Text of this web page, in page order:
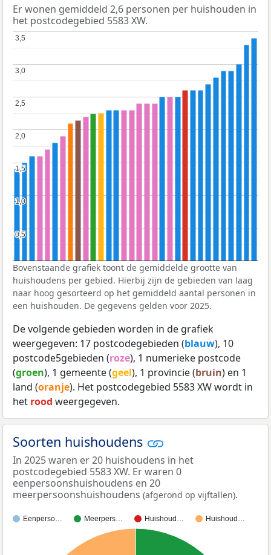
Er wonen gemiddeld 2,6 personen per huishouden in
het postcodegebied 5583 XW.
0,5
0,5
1,0
1,0
1,5
1,5
2,0
2,0
2,5
2,5
3,0
3,0
3,5
3,5
Bovenstaande grafiek toont de gemiddelde grootte van
huishoudens per gebied. Hierbij zijn de gebieden van laag
naar hoog gesorteerd op het gemiddeld aantal personen in
een huishouden. De gegevens gelden voor 2025.
De volgende gebieden worden in de grafiek
weergegeven: 17 postcodegebieden (blauw), 10
postcode5gebieden (roze), 1 numerieke postcode
(groen), 1 gemeente (geel), 1 provincie (bruin) en 1
land (oranje). Het postcodegebied 5583 XW wordt in
het rood weergegeven.
Soorten huishoudens
In 2025 waren er 20 huishoudens in het
postcodegebied 5583 XW. Er waren 0
eenpersoonshuishoudens en 20
meerpersoonshuishoudens (afgerond op vijftallen).
Eenperso… Meerpers… Huishoud… Huishoud…